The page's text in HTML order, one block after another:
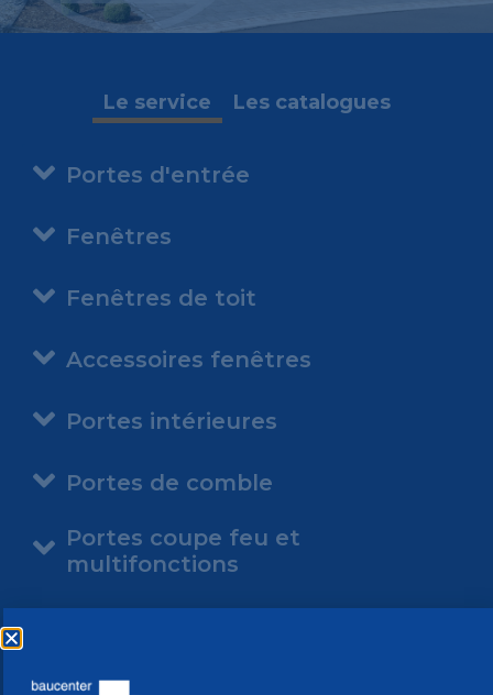
Le service Les catalogues
Portes d'entrée
Fenêtres
Fenêtres de toit
Accessoires fenêtres
Portes intérieures
Portes de comble
Portes coupe feu et
multifonctions
Escaliers escamotables